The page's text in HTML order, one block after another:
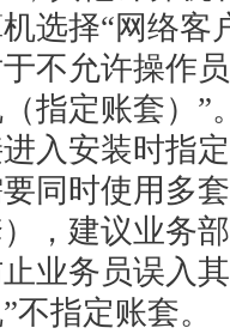
选择“网络客
不允许操作
指定账套）”
入安装时指
同时使用多
，建议业务
止业务员误入
不指定账套。